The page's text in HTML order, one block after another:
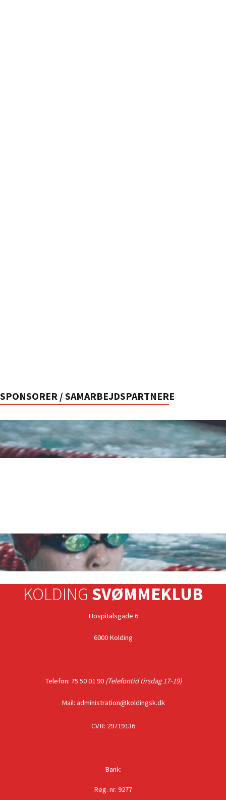
SPONSORER / SAMARBEJDSPARTNERE
KOLDING SVØMMEKLUB
Hospitalsgade 6
6000 Kolding
Telefon: 75 50 01 90 (Telefontid tirsdag 17-19)
Mail: administration@koldingsk.dk
CVR: 29719136
Bank:
Reg. nr. 9277